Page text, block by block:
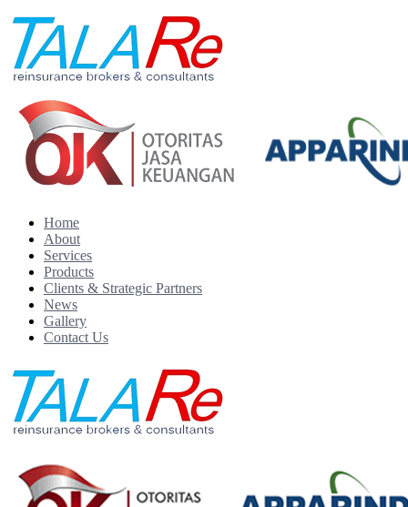
Home
About
Services
Products
Clients & Strategic Partners
News
Gallery
Contact Us